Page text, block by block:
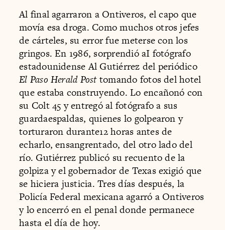
Al final agarraron a Ontiveros, el capo que
movía esa droga. Como muchos otros jefes
de cárteles, su error fue meterse con los
gringos. En 1986, sorprendió aI fotógrafo
estadounidense Al Gutiérrez del periódico
El Paso Herald Posttomando fotos del hotel
que estaba construyendo. Lo encañonó con
su Colt 45 y entregó al fotógrafo a sus
guardaespaldas, quienes lo golpearon y
torturaron durante12 horas antes de
echarlo, ensangrentado, del otro lado del
río. Gutiérrez publicó su recuento de la
golpiza y el gobernador de Texas exigió que
se hiciera justicia. Tres días después, la
Policía Federal mexicana agarró a Ontiveros
y lo encerró en el penal donde permanece
hasta el día de hoy.